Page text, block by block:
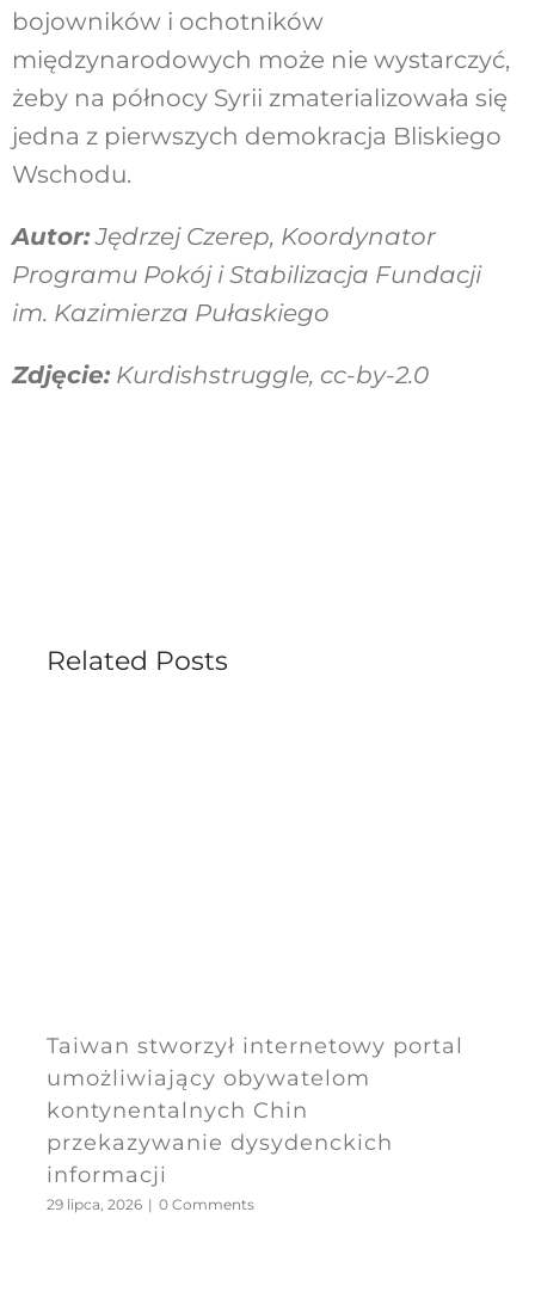
bojowników i ochotników
międzynarodowych może nie wystarczyć,
żeby na północy Syrii zmaterializowała się
jedna z pierwszych demokracja Bliskiego
Wschodu.
Autor:Jędrzej Czerep, Koordynator
Programu Pokój i Stabilizacja Fundacji
im. Kazimierza Pułaskiego
Zdjęcie:Kurdishstruggle, cc-by-2.0
Related Posts
Taiwan stworzył internetowy portal
umożliwiający obywatelom
kontynentalnych Chin
przekazywanie dysydenckich
informacji
29 lipca, 2026 | 0 Comments